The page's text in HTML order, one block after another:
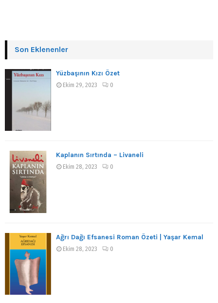
Son Eklenenler
Yüzbaşının Kızı Özet
Ekim 29, 2023 0
Kaplanın Sırtında – Livaneli
Ekim 28, 2023 0
Ağrı Dağı Efsanesi Roman Özeti | Yaşar Kemal
Ekim 28, 2023 0